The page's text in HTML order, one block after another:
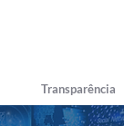
Transparência